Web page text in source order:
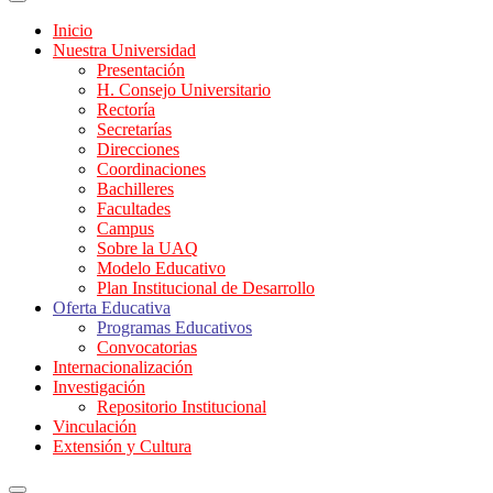
Inicio
Nuestra Universidad
Presentación
H. Consejo Universitario
Rectoría
Secretarías
Direcciones
Coordinaciones
Bachilleres
Facultades
Campus
Sobre la UAQ
Modelo Educativo
Plan Institucional de Desarrollo
Oferta Educativa
Programas Educativos
Convocatorias
Internacionalización
Investigación
Repositorio Institucional
Vinculación
Extensión y Cultura